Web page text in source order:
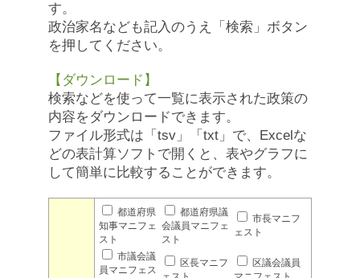
す。
政治家名なども記入のうえ「検索」ボタン
を押してください。
【ダウンロード】
検索などを使って一覧に表示された政策の
内容をダウンロードできます。
ファイル形式は「tsv」「txt」で、Excelな
どの表計算ソフトで開くと、表やグラフに
して簡単に比較することができます。
都道府県
知事マニフェ
スト
都道府県議
会議員マニフェ
スト
市長マニフ
ェスト
市議会議
員マニフェス
区長マニフ
区議会議員